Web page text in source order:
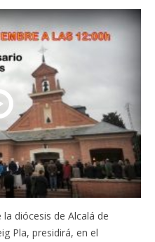
diócesis de Alcalá de
Pla, presidirá, en el